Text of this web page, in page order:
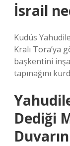
İsrail
Kudüs
Kralı Tora’ya
başkentini
tapınağını
Dediği